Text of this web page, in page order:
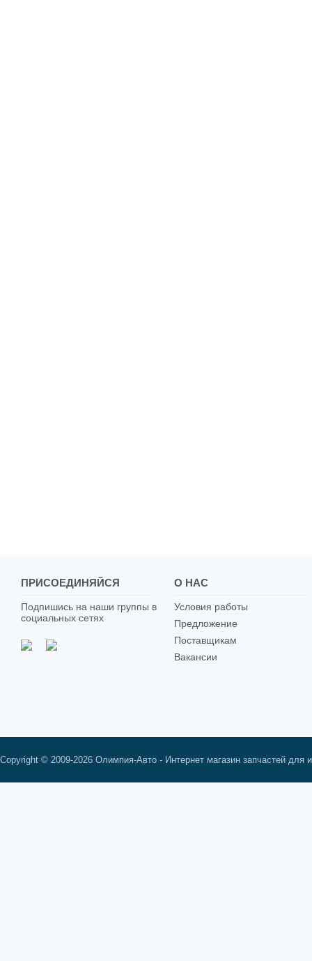
ПРИСОЕДИНЯЙСЯ
Подпишись на наши группы в
социальных сетях
О НАС
Условия работы
Предложение
Поставщикам
Вакансии
Copyright © 2009-2026 Олимпия-Авто - Интернет магазин запчастей для